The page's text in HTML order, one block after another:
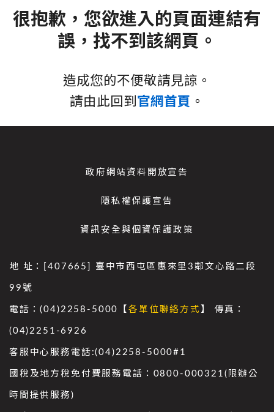
很抱歉，您欲進入的頁面連結有
誤，找不到該網頁。
造成您的不便敬請見諒。
請由此回到官網首頁 。
政府網站資料開放宣告
隱私權保護宣告
資訊安全與個資保護政策
地 址：[407665] 臺中市西屯區惠來里3鄰文心路二段
99號
電話：(04)2258-5000【各單位聯絡方式 】 傳真：
(04)2251-6926
客服中心服務電話:(04)2258-5000#1
國稅及地方稅免付費服務電話：0800-000321(限辦公
時間提供服務)